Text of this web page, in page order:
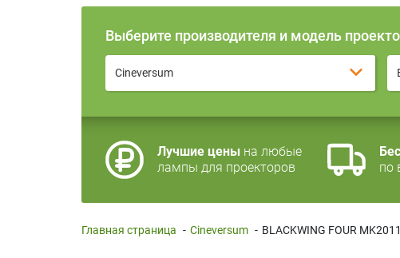
Выберите производителя и модель
Cineversum
Лучшие цены на любые
лампы для проекторов
по
Главная страница - Cineversum - BLACKWING FOUR MK2011